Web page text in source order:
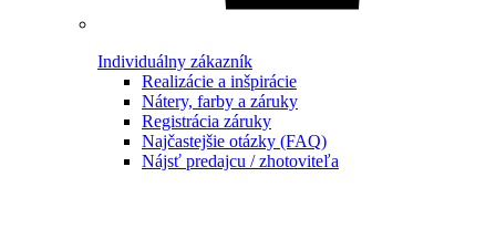
Individuálny zákazník
Realizácie a inšpirácie
Nátery, farby a záruky
Registrácia záruky
Najčastejšie otázky (FAQ)
Nájsť predajcu / zhotoviteľa